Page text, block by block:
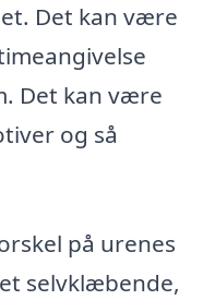
Det kan være
Det kan være
og så
på urenes
selvklæbende,